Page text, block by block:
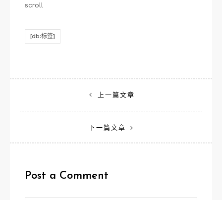
scroll
[db:标签]
章
上一篇文章
下一篇文章
Post a Comment